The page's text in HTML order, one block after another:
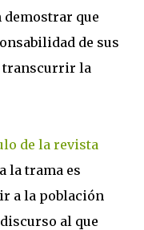
demostrar que
de sus
transcurrir la
de la revista
la trama es
a la población
al que